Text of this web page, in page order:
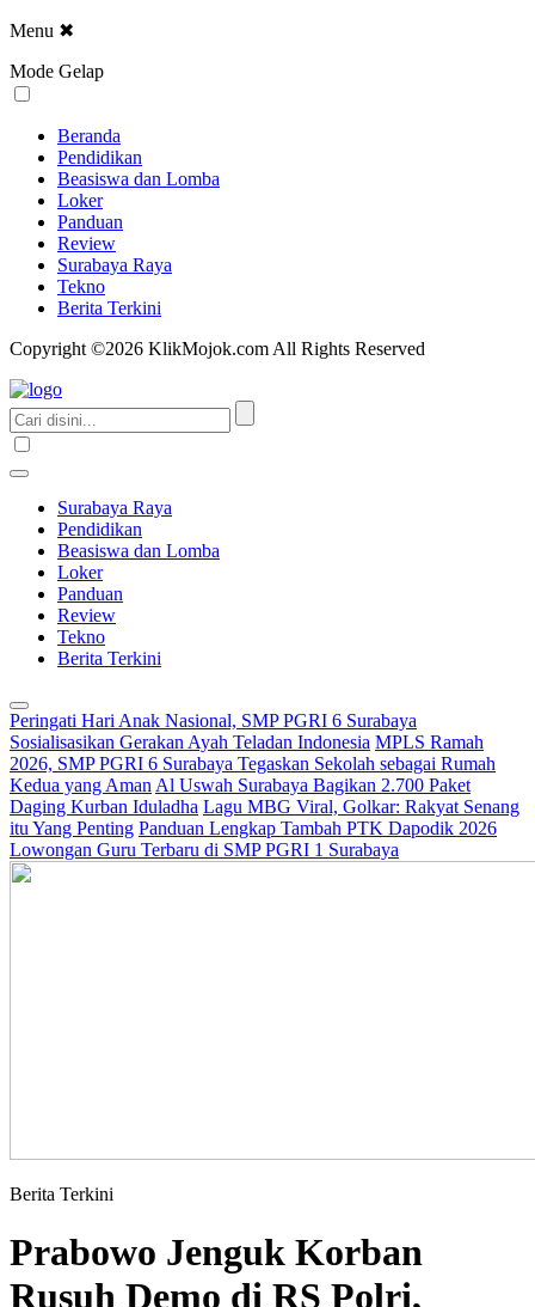
Menu ✖
Mode Gelap
Beranda
Pendidikan
Beasiswa dan Lomba
Loker
Panduan
Review
Surabaya Raya
Tekno
Berita Terkini
Copyright ©2026 KlikMojok.com All Rights Reserved
Surabaya Raya
Pendidikan
Beasiswa dan Lomba
Loker
Panduan
Review
Tekno
Berita Terkini
Peringati Hari Anak Nasional, SMP PGRI 6 Surabaya
Sosialisasikan Gerakan Ayah Teladan Indonesia MPLS Ramah
2026, SMP PGRI 6 Surabaya Tegaskan Sekolah sebagai Rumah
Kedua yang Aman Al Uswah Surabaya Bagikan 2.700 Paket
Daging Kurban Iduladha Lagu MBG Viral, Golkar: Rakyat Senang
itu Yang Penting Panduan Lengkap Tambah PTK Dapodik 2026
Lowongan Guru Terbaru di SMP PGRI 1 Surabaya
Berita Terkini
Prabowo Jenguk Korban
Rusuh Demo di RS Polri,